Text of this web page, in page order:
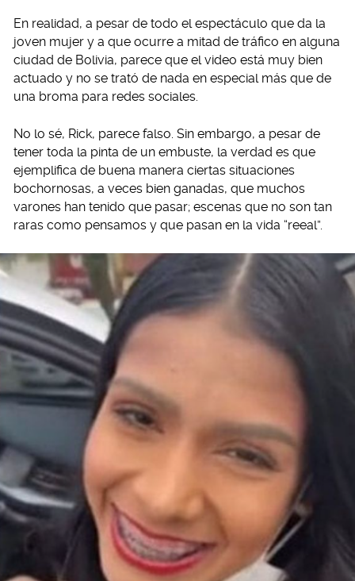
En realidad, a pesar de todo el espectáculo que da la
joven mujer y a que ocurre a mitad de tráfico en alguna
ciudad de Bolivia, parece que el video está muy bien
actuado y no se trató de nada en especial más que de
una broma para redes sociales.
No lo sé, Rick, parece falso. Sin embargo, a pesar de
tener toda la pinta de un embuste, la verdad es que
ejemplifica de buena manera ciertas situaciones
bochornosas, a veces bien ganadas, que muchos
varones han tenido que pasar; escenas que no son tan
raras como pensamos y que pasan en la vida “reeal”.